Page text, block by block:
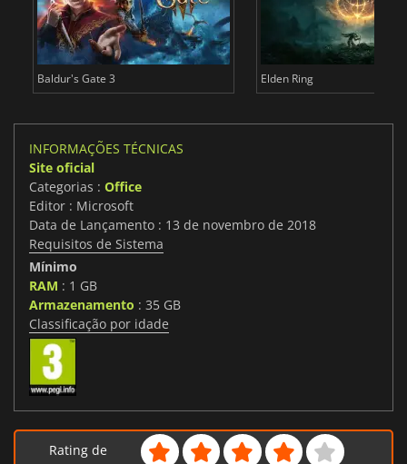
Baldur's Gate 3 Elden Ring
INFORMAÇÕES TÉCNICAS
Site oficial
Categorias : Office
Editor : Microsoft
Data de Lançamento : 13 de novembro de 2018
Requisitos de Sistema
Mínimo
RAM : 1 GB
Armazenamento : 35 GB
Classificação por idade
Rating de